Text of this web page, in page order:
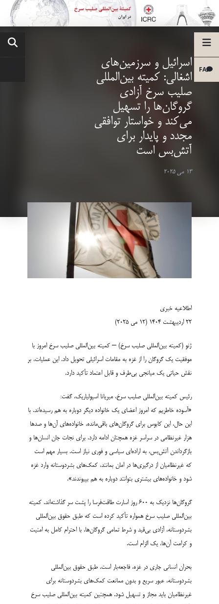
FA
اسرائیل و سرزمین‌های
اشغالی: کمیته بین‌المللی
صلیب سرخ آزادی
گروگان‌ها را تسهیل
می‌کند و خواستار توافقی
مجدد و پایدار برای
آتش‌بس است
13 می 2025
اطلاعیه خبری
۲۲ اردیبهشت ۱۴۰۴ (۱۲ می ۲۰۲۵)
ژنو (کمیته بین‌المللی صلیب سرخ) – کمیته بین‌المللی صلیب سرخ امروز با
موفقیت یک گروگان را از غزه به مقامات اسرائیلی تحویل داد. این عملیات، بر
نقش حیاتی یک میانجی بی‌طرف و قابل اعتماد تأکید دارد.
رئیس کمیته بین‌المللی صلیب سرخ، میریانا اسپولیاریک، گفت:
«آسوده خاطریم که امروز اعضای یک خانواده دیگر دوباره به هم رسیده­‌اند. با
این حال، این کابوس برای گروگان‌های باقی‌مانده، خانواده‌های آن‌ها و صدها
هزار غیرنظامی در سراسر غزه همچنان ادامه دارد. برای نجات جان انسان‌ها و
بازگرداندن آتش‌بس، به اراده‌ای سیاسی و فوری نیاز است. بسیار مهم است
که غیرنظامیان از درگیری‌ها در امان بمانند، کمک‌های بشردوستانه وارد غزه
شود و خانواده‌های بیشتری بتوانند دوباره به هم بپیوندند».
گروگان‌ها نزدیک به ۶۰۰ روز اسارت طاقت‌فرسا را پشت سر گذاشته‌اند. کمیته
بین‌المللی صلیب سرخ همواره تأکید کرده است که طبق حقوق بین‌المللی
بشردوستانه، آزادی بی‌قید و شرط تمامی گروگان‌ها، با احترام کامل به امنیت
و کرامت آن‌ها، یک الزام است.
بحران انسانی جاری در غزه، فاجعه‌بار است. طبق حقوق بین‌المللی
بشردوستانه، عبور سریع و بدون ممانعت کمک‌های بشردوستانه برای
غیرنظامیان باید مجاز و تسهیل شود. همچنین کمیته بین‌المللی صلیب سرخ